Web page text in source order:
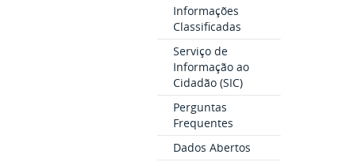
Informações
Classificadas
Serviço de
Informação ao
Cidadão (SIC)
Perguntas
Frequentes
Dados Abertos